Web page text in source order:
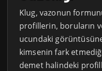
Klug, vazonun
profillerin, boruların
ucundaki
kimsenin fark
demet halindeki